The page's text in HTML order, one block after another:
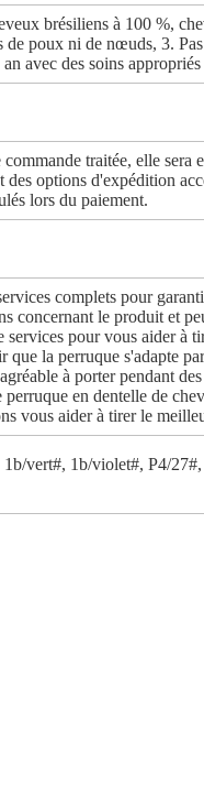
brésiliens à 100 %,
poux ni de nœuds, 3.
avec des soins appropriés
traitée, elle sera
options d'expédition
lors du paiement.
complets pour
concernant le produit et
pour vous aider à
la perruque s'adapte
à porter pendant
en dentelle de
vous aider à tirer le
vert#, 1b/violet#, P4/